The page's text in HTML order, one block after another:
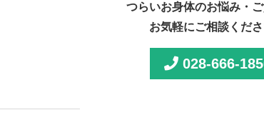
つらいお身体のお悩み・
お気軽にご相談くださ
028-666-